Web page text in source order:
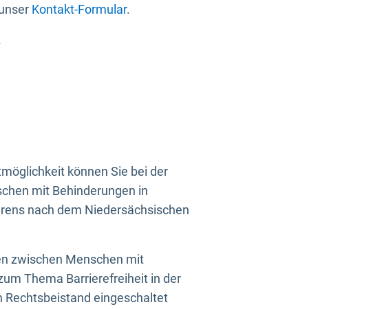
Kontakt-Formular.
können Sie bei der
mit Behinderungen in
nach dem Niedersächsischen
zwischen Menschen mit
Thema Barrierefreiheit in der
Rechtsbeistand eingeschaltet